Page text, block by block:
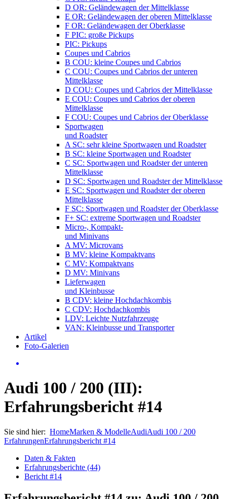
D OR: Geländewagen der Mittelklasse
E OR: Geländewagen der oberen Mittelklasse
F OR: Geländewagen der Oberklasse
F PIC: große Pickups
PIC: Pickups
Coupes und Cabrios
B COU: kleine Coupes und Cabrios
C COU: Coupes und Cabrios der unteren
Mittelklasse
D COU: Coupes und Cabrios der Mittelklasse
E COU: Coupes und Cabrios der oberen
Mittelklasse
F COU: Coupes und Cabrios der Oberklasse
Sportwagen
und Roadster
A SC: sehr kleine Sportwagen und Roadster
B SC: kleine Sportwagen und Roadster
C SC: Sportwagen und Roadster der unteren
Mittelklasse
D SC: Sportwagen und Roadster der Mittelklasse
E SC: Sportwagen und Roadster der oberen
Mittelklasse
F SC: Sportwagen und Roadster der Oberklasse
F+ SC: extreme Sportwagen und Roadster
Micro-, Kompakt-
und Minivans
A MV: Microvans
B MV: kleine Kompaktvans
C MV: Kompaktvans
D MV: Minivans
Lieferwagen
und Kleinbusse
B CDV: kleine Hochdachkombis
C CDV: Hochdachkombis
LDV: Leichte Nutzfahrzeuge
VAN: Kleinbusse und Transporter
Artikel
Foto-Galerien
Audi 100 / 200 (III):
Erfahrungsbericht #14
Sie sind hier: HomeMarken & ModelleAudiAudi 100 / 200
ErfahrungenErfahrungsbericht #14
Daten & Fakten
Erfahrungsberichte (44)
Bericht #14